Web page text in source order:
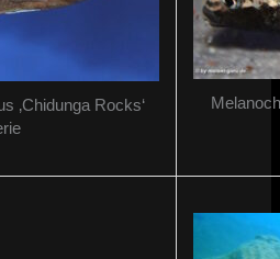
‚Chidunga Rocks‘